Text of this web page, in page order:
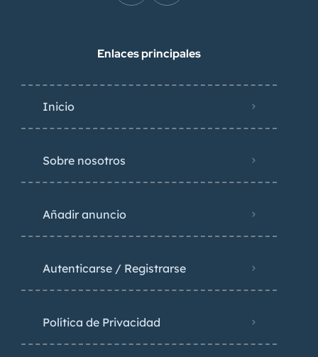
Enlaces principales
Inicio
Sobre nosotros
Añadir anuncio
Autenticarse / Registrarse
Política de Privacidad